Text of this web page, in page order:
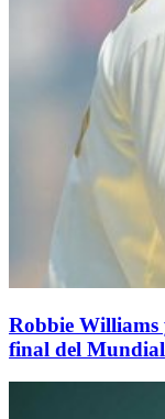
Robbie
final del Mundial